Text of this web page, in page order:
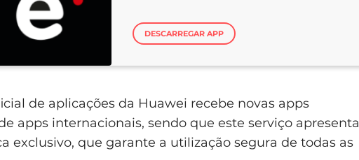
DESCARREGAR APP
de aplicações da Huawei recebe novas apps
apps internacionais, sendo que este serviço apresenta
exclusivo, que garante a utilização segura de todas as